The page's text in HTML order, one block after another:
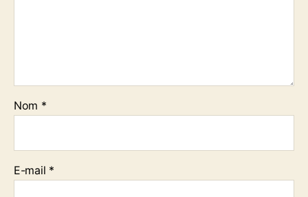
Nom *
E-mail *